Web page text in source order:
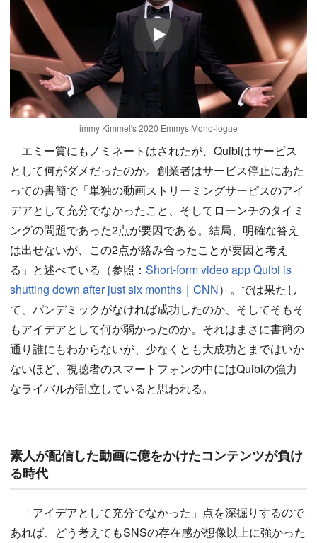
Play
immy Kimmel's 2020 Emmys Mono-logue
エミー賞にもノミネートはされたが、Quibiはサービス
として何がダメだったのか。創業者はサービス停止にあた
っての書簡で「単独の動画ストリーミングサービスのアイ
デアとして充分でなかったこと、そしてローンチのタイミ
ングの問題であった2点が要因である。結局、明確な答え
は出せないが、この2点が絡み合ったことが要因と考え
る」と述べている（参照： Short-form video app Quibi is
shutting down after just six months｜CNN）。では果たし
て、パンデミックがなければ成功したのか、そしてそもそ
もアイデアとして何が弱かったのか。それはまさに書簡の
通り誰にもわからないが、少なくとも大成功とまではいか
ないほど、視聴者のスマートフォンの中にはQuibiの強力
なライバルが乱立していると思われる。
素人が配信した動画に億をかけたコンテンツが負け
る時代
「アイデアとして充分でなかった」点を深掘りするので
あれば、どう考えてもSNSの存在感が想像以上に強かった